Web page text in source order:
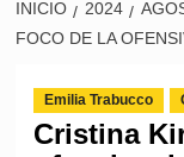
INICIO 2024
FOCO DE LA
Emilia Trabucco
Cristina